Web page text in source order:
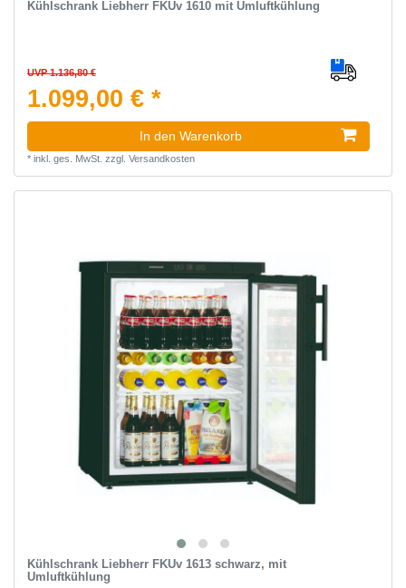
Kühlschrank Liebherr FKUv 1610 mit Umluftkühlung
UVP 1.136,80 €
1.099,00 € *
In den Warenkorb
* inkl. ges. MwSt. zzgl. Versandkosten
Kühlschrank Liebherr FKUv 1613 schwarz, mit
Umluftkühlung